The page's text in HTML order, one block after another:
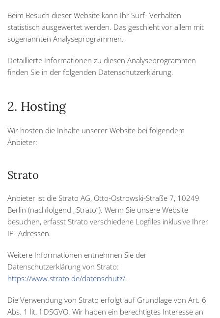
Beim Besuch dieser Website kann Ihr Surf- Verhalten
statistisch ausgewertet werden. Das geschieht vor allem mit
sogenannten Analyseprogrammen.
Detaillierte Informationen zu diesen Analyseprogrammen
finden Sie in der folgenden Datenschutzerklärung.
2. Hosting
Wir hosten die Inhalte unserer Website bei folgendem
Anbieter:
Strato
Anbieter ist die Strato AG, Otto-Ostrowski-Straße 7, 10249
Berlin (nachfolgend „Strato“). Wenn Sie unsere Website
besuchen, erfasst Strato verschiedene Logfiles inklusive Ihrer
IP- Adressen.
Weitere Informationen entnehmen Sie der
Datenschutzerklärung von Strato:
https://www.strato.de/datenschutz/.
Die Verwendung von Strato erfolgt auf Grundlage von Art. 6
Abs. 1 lit. f DSGVO. Wir haben ein berechtigtes Interesse an